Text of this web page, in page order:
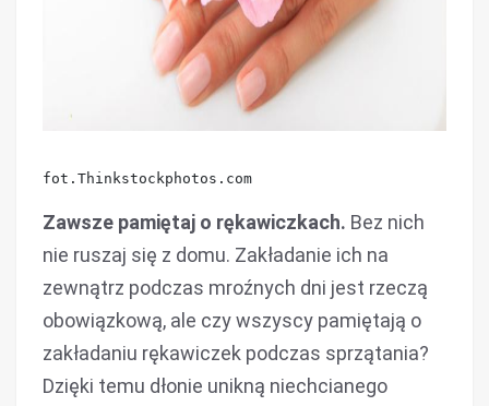
fot.Thinkstockphotos.com
Zawsze pamiętaj o rękawiczkach. Bez nich
nie ruszaj się z domu. Zakładanie ich na
zewnątrz podczas mroźnych dni jest rzeczą
obowiązkową, ale czy wszyscy pamiętają o
zakładaniu rękawiczek podczas sprzątania?
Dzięki temu dłonie unikną niechcianego